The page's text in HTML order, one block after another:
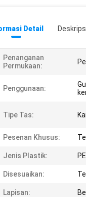
Detail
Penanganan
Permukaan:
Penggunaan:
Tipe Tas:
Pesenan Khusus:
Jenis Plastik:
Disesuaikan:
Lapisan: